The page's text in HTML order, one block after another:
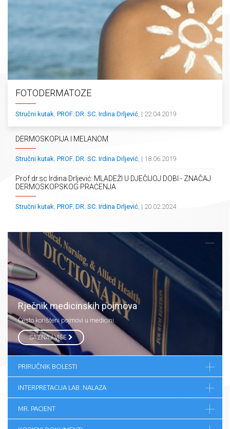
FOTODERMATOZE
Stručni kutak PROF. DR. SC. Irdina Drljević , | 22.04.2019
DERMOSKOPIJA I MELANOM
Stručni kutak PROF. DR. SC. Irdina Drljević , | 18.06.2019
Prof.dr.sc Irdina Drljević: MLADEŽI U DJEČIJOJ DOBI - ZNAČAJ
DERMOSKOPSKOG PRAĆENJA
Stručni kutak PROF. DR. SC. Irdina Drljević , | 20.02.2024
Rječnik medicinskih pojmova
Često korišteni pojmovi u medicini.
SAZNAJ VIŠE
PRIRUČNIK BOLESTI
INTERPRETACIJA LAB. NALAZA
MR. PACIENT